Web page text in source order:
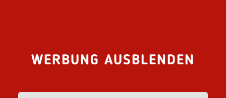
WERBUNG AUSBLENDEN